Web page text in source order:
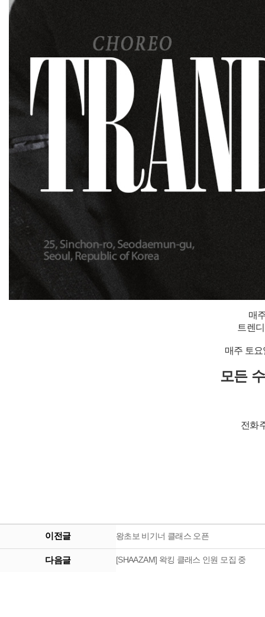
매
트렌
매주 토
모든
전화
이전글 왕초보 비기너 클래스 오픈
다음글 [SHAAZAM] 왁킹 클래스 인원 모집 중